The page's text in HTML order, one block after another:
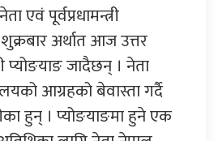
एवं पूर्वप्रधामन्त्री
अर्थात आज उत्तर
प्योङयाङ जादैछन् । नेता
आग्रहको बेवास्ता गर्दै
हुन् । प्योङयाङमा हुने एक